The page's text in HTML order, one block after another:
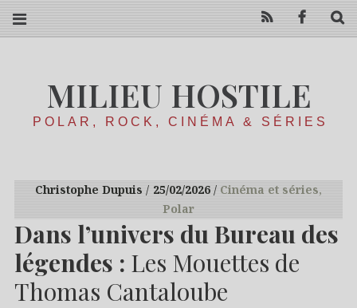
MILIEU HOSTILE
POLAR, ROCK, CINÉMA & SÉRIES
Christophe Dupuis 25/02/2026 Cinéma et séries,
Polar
Dans l’univers du Bureau des
légendes : Les Mouettes de
Thomas Cantaloube
RSS